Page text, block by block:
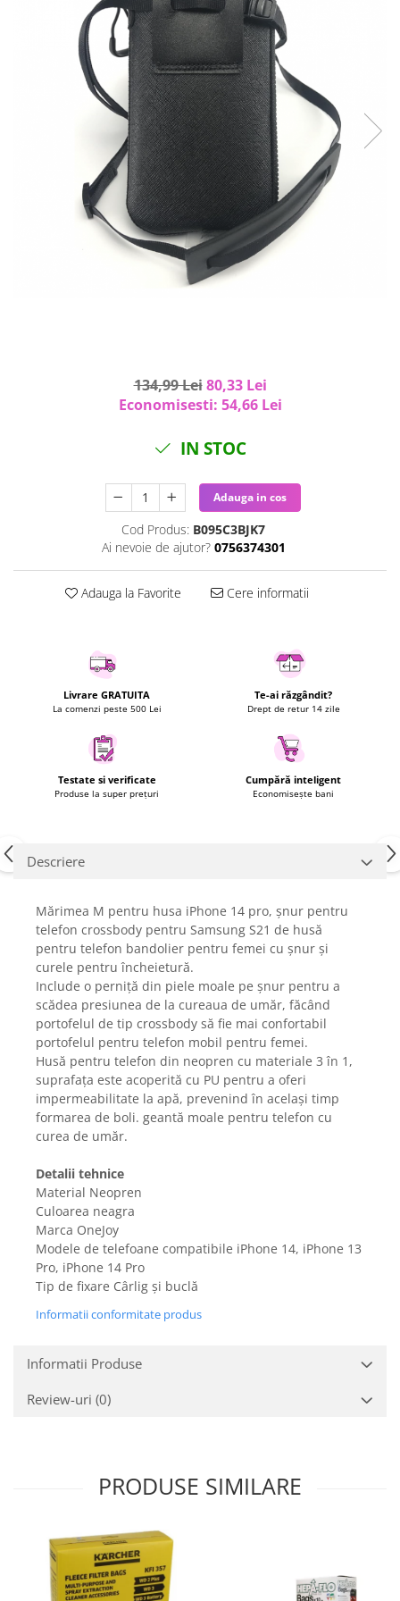
Curatenie si intretinere
Decoratiuni
Hobby-uri creative
Iluminat & Electrice
Kit-uri automatizari porti si usi
Mobila dormitor
Mobila gradina & terasa
Mobila Living & Dining
Organizare si depozitare
Utilaje si materiale de constructii
Laptopuri si Accesorii
Telefoane Mobile & accesorii
Electrocasnice & Climatizare
Accesorii si piese masini spalat
Aparate Frigorifice
Aparate Racire Aer
Aragaze si cuptoare cu microunde
Climatizare & sisteme de incalzire
Electrocasnice pentru Bucatarie
Purificatoare de aer
Bijuterii
Ceasuri barbatesti
Ceasuri dama
Cutii, curele si accesorii ceasuri
Genti si accesorii barbati
Genti si accesorii femei
Imbracaminte barbati
Imbracaminte femei
Imbracaminte si Incaltaminte copii
Incaltaminte barbati
Incaltaminte femei
Ochelari de soare
Ochelari de vedere
Gaming, Carti & Birotica
Birotica & Papetarie
Console, Jocuri & Accesorii
Ingrijire personala & Cosmetice
Accesorii aparate de ras electrice
Aparate & Accesorii ingrijire
Aparate cosmetice
Jucarii, Copii & Bebe
Camera copilului
Hrana bebelusi
134,99 Lei 80,33 Lei
Economisesti: 54,66 Lei
IN STOC
Adauga in cos
Cod Produs: B095C3BJK7
Ai nevoie de ajutor? 0756374301
Adauga la Favorite Cere informatii
Livrare GRATUITA
La comenzi peste 500 Lei
Te-ai răzgândit?
Drept de retur 14 zile
Testate si verificate
Produse la super prețuri
Cumpără inteligent
Economisește bani
Descriere
Mărimea M pentru husa iPhone 14 pro, șnur pentru
telefon crossbody pentru Samsung S21 de husă
pentru telefon bandolier pentru femei cu șnur și
curele pentru încheietură.
Include o perniță din piele moale pe șnur pentru a
scădea presiunea de la cureaua de umăr, făcând
portofelul de tip crossbody să fie mai confortabil
portofelul pentru telefon mobil pentru femei.
Husă pentru telefon din neopren cu materiale 3 în 1,
suprafața este acoperită cu PU pentru a oferi
impermeabilitate la apă, prevenind în același timp
formarea de boli. geantă moale pentru telefon cu
curea de umăr.
Detalii tehnice
Material Neopren
Culoarea neagra
Marca OneJoy
Modele de telefoane compatibile iPhone 14, iPhone 13
Pro, iPhone 14 Pro
Tip de fixare Cârlig și buclă
Informatii conformitate produs
Informatii Produse
Review-uri (0)
PRODUSE SIMILARE